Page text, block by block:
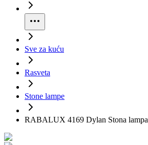
Sve za kuću
Rasveta
Stone lampe
RABALUX 4169 Dylan Stona lampa